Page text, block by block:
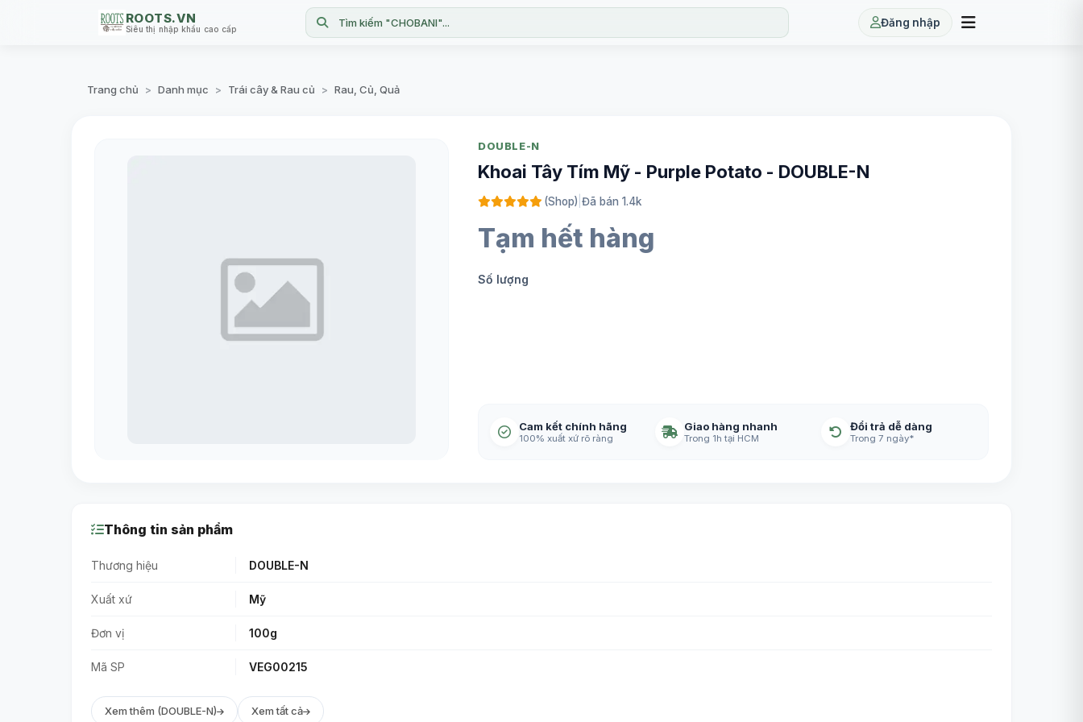
ROOTS.VN
Siêu thị nhập khẩu cao cấp Tìm kiếm "CHOBANI"... Đăng nhập
Trang chủ > Danh mục > Trái cây & Rau củ > Rau, Củ, Quả
DOUBLE-N
Khoai Tây Tím Mỹ - Purple Potato - DOUBLE-N
(Shop) Đã bán 1.4k
Tạm hết hàng
Số lượng
Cam kết chính hãng
100% xuất xứ rõ ràng
Giao hàng nhanh
Trong 1h tại HCM
Đổi trả dễ dàng
Trong 7 ngày*
Thông tin sản phẩm
Thương hiệu DOUBLE-N
Xuất xứ Mỹ
Đơn vị 100g
Mã SP VEG00215
Xem thêm (DOUBLE-N) Xem tất cả